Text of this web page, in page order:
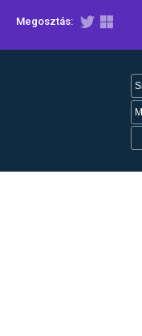
Megosztás: